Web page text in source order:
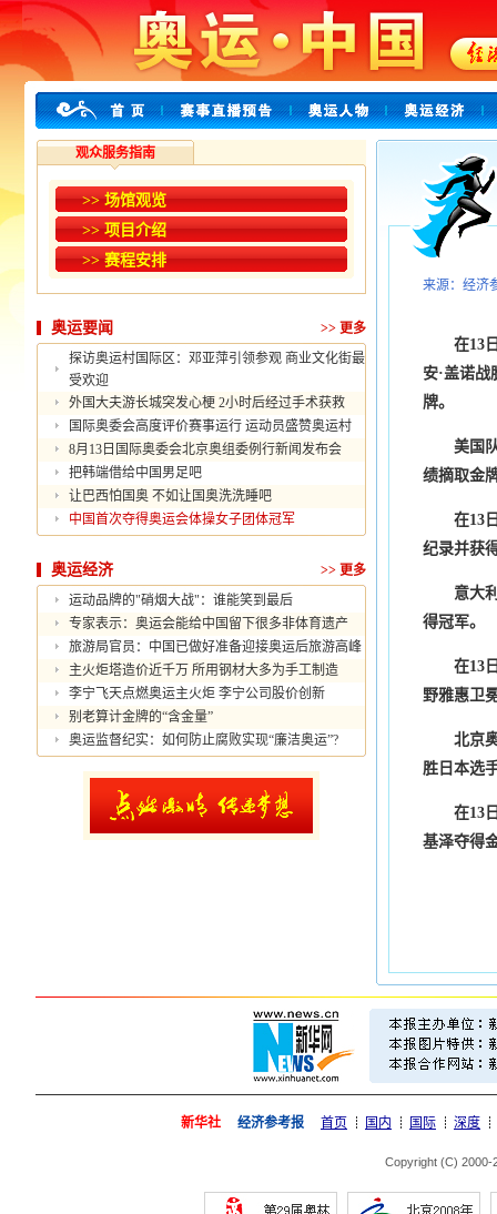
观众服务指南
>> 场馆观览
>> 项目介绍
>> 赛程安排
奥运要闻 >> 更多
探访奥运村国际区：邓亚萍引领参观 商业文化街最
受欢迎
外国大夫游长城突发心梗 2小时后经过手术获救
国际奥委会高度评价赛事运行 运动员盛赞奥运村
8月13日国际奥委会北京奥组委例行新闻发布会
把韩端借给中国男足吧
让巴西怕国奥 不如让国奥洗洗睡吧
中国首次夺得奥运会体操女子团体冠军
奥运经济 >> 更多
运动品牌的"硝烟大战"：谁能笑到最后
专家表示：奥运会能给中国留下很多非体育遗产
旅游局官员：中国已做好准备迎接奥运后旅游高峰
主火炬塔造价近千万 所用钢材大多为手工制造
李宁飞天点燃奥运主火炬 李宁公司股价创新
别老算计金牌的“含金量”
奥运监督纪实：如何防止腐败实现“廉洁奥运”?
来源：经济
在13日
安·盖诺
牌。
美国队
绩摘取金
在13日
纪录并获
意大利
得冠军。
在13日
野雅惠卫
北京奥
胜日本选
在13日
基泽夺得
新华社 经济参考报 首页 国内 国际 深度
Copyright (C) 2000-